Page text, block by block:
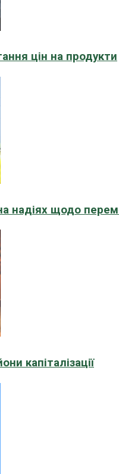
цін на продукти
надіях щодо
капіталізації